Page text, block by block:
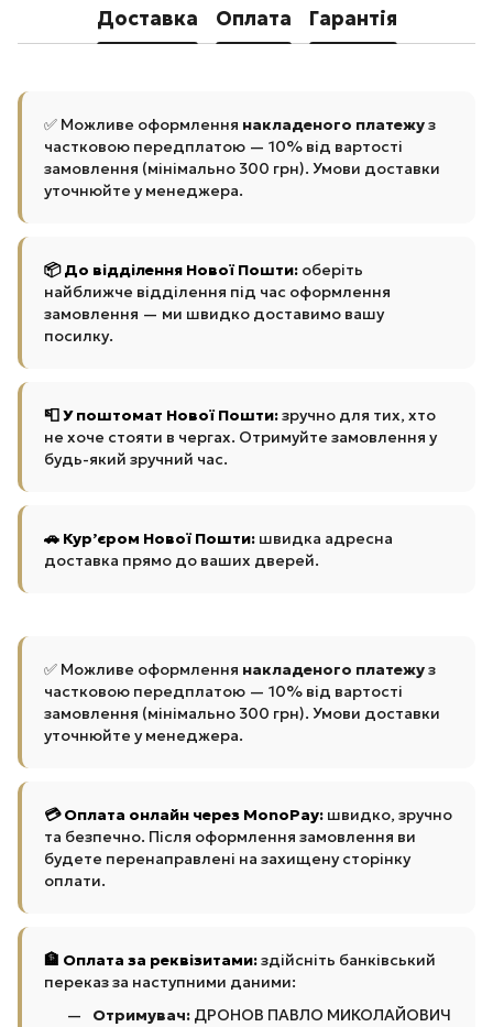
Доставка Оплата Гарантія
✅ Можливе оформлення накладеного платежуз
частковою передплатою — 10% від вартості
замовлення (мінімально 300 грн). Умови доставки
уточнюйте у менеджера.
📦 До відділення Нової Пошти: оберіть
найближче відділення під час оформлення
замовлення — ми швидко доставимо вашу
посилку.
📮 У поштомат Нової Пошти:зручно для тих, хто
не хоче стояти в чергах. Отримуйте замовлення у
будь-який зручний час.
🚗 Кур’єром Нової Пошти: швидка адресна
доставка прямо до ваших дверей.
✅ Можливе оформлення накладеного платежуз
частковою передплатою — 10% від вартості
замовлення (мінімально 300 грн). Умови доставки
уточнюйте у менеджера.
💳 Оплата онлайн через MonoPay: швидко, зручно
та безпечно. Після оформлення замовлення ви
будете перенаправлені на захищену сторінку
оплати.
🏦 Оплата за реквізитами:здійсніть банківський
переказ за наступними даними:
Отримувач: ДРОНОВ ПАВЛО МИКОЛАЙОВИЧ